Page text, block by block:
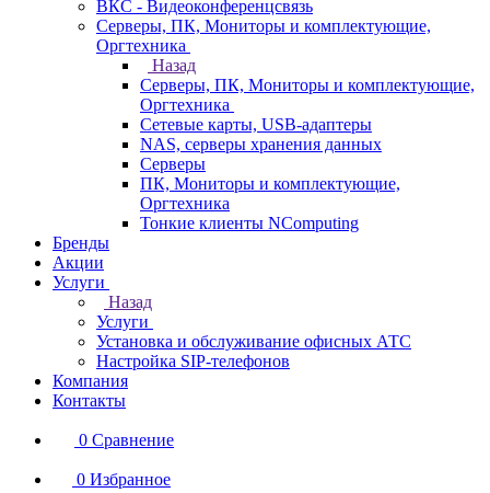
ВКС - Видеоконференцсвязь
Серверы, ПК, Мониторы и комплектующие,
Оргтехника
Назад
Серверы, ПК, Мониторы и комплектующие,
Оргтехника
Сетевые карты, USB-адаптеры
NAS, серверы хранения данных
Серверы
ПК, Мониторы и комплектующие,
Оргтехника
Тонкие клиенты NComputing
Бренды
Акции
Услуги
Назад
Услуги
Установка и обслуживание офисных АТС
Настройка SIP-телефонов
Компания
Контакты
0 Сравнение
0 Избранное